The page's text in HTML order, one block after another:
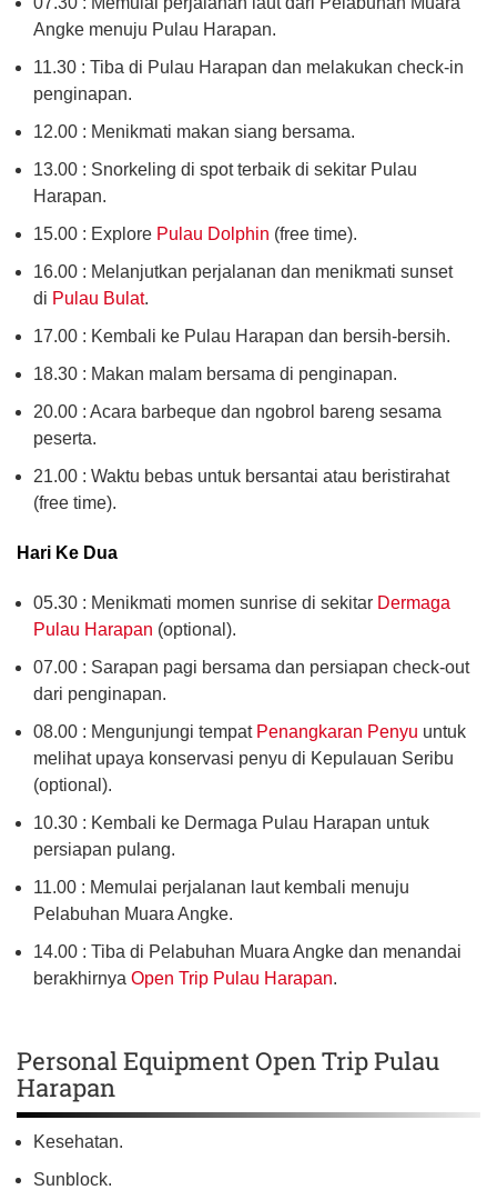
Angke menuju Pulau Harapan.
11.30 : Tiba di Pulau Harapan dan melakukan check-in
penginapan.
12.00 : Menikmati makan siang bersama.
13.00 : Snorkeling di spot terbaik di sekitar Pulau
Harapan.
15.00 : Explore Pulau Dolphin (free time).
16.00 : Melanjutkan perjalanan dan menikmati sunset
di Pulau Bulat.
17.00 : Kembali ke Pulau Harapan dan bersih-bersih.
18.30 : Makan malam bersama di penginapan.
20.00 : Acara barbeque dan ngobrol bareng sesama
peserta.
21.00 : Waktu bebas untuk bersantai atau beristirahat
(free time).
Hari Ke Dua
05.30 : Menikmati momen sunrise di sekitar Dermaga
Pulau Harapan (optional).
07.00 : Sarapan pagi bersama dan persiapan check-out
dari penginapan.
08.00 : Mengunjungi tempat Penangkaran Penyu untuk
melihat upaya konservasi penyu di Kepulauan Seribu
(optional).
10.30 : Kembali ke Dermaga Pulau Harapan untuk
persiapan pulang.
11.00 : Memulai perjalanan laut kembali menuju
Pelabuhan Muara Angke.
14.00 : Tiba di Pelabuhan Muara Angke dan menandai
berakhirnya Open Trip Pulau Harapan.
Personal Equipment Open Trip Pulau
Harapan
Kesehatan.
Sunblock.